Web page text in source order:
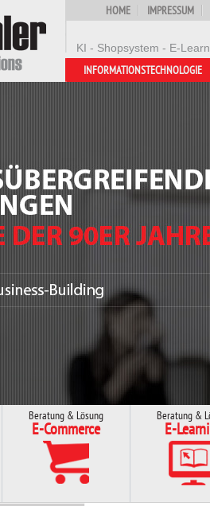
KI - Shopsystem - E-
HOME IMPRESSUM
INFORMATIONSTECHNOLOGIE
Beratung & Lösung
E-Commerce
Beratung &
E-